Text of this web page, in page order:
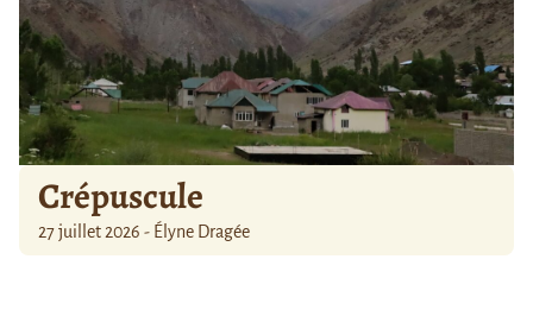
Crépuscule
27 juillet 2026 - Élyne Dragée